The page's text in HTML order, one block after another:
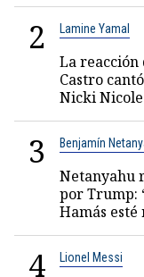
2 Lamine Yamal
La reacción
Castro
Nicki Nicole
3 Benjamín
Netanyahu
por Trump:
Hamás
4 Lionel Messi